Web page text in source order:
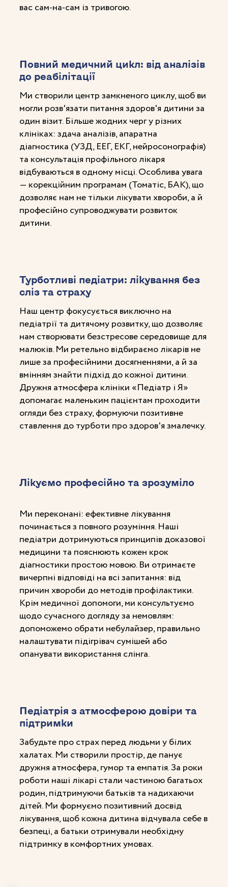
вас сам-на-сам із тривогою.
Ми створили центр замкненого циклу, щоб ви
могли розв'язати питання здоров'я дитини за
один візит. Більше жодних черг у різних
клініках: здача аналізів, апаратна
діагностика (УЗД, ЕЕГ, ЕКГ, нейросонографія)
та консультація профільного лікаря
відбуваються в одному місці. Особлива увага
— корекційним програмам (Томатіс, БАК), що
дозволяє нам не тільки лікувати хвороби, а й
професійно супроводжувати розвиток
дитини.
Повний медичний цикл: від аналізів
до реабілітації
Наш центр фокусується виключно на
педіатрії та дитячому розвитку, що дозволяє
нам створювати безстресове середовище для
малюків. Ми ретельно відбираємо лікарів не
лише за професійними досягненнями, а й за
вмінням знайти підхід до кожної дитини.
Дружня атмосфера клініки «Педіатр і Я»
допомагає маленьким пацієнтам проходити
огляди без страху, формуючи позитивне
ставлення до турботи про здоров'я змалечку.
Турботливі педіатри: лікування без
сліз та страху
Ми переконані: ефективне лікування
починається з повного розуміння. Наші
педіатри дотримуються принципів доказової
медицини та пояснюють кожен крок
діагностики простою мовою. Ви отримаєте
вичерпні відповіді на всі запитання: від
причин хвороби до методів профілактики.
Крім медичної допомоги, ми консультуємо
щодо сучасного догляду за немовлям:
допоможемо обрати небулайзер, правильно
налаштувати підігрівач сумішей або
опанувати використання слінга.
Лікуємо професійно та зрозуміло
Забудьте про страх перед людьми у білих
халатах. Ми створили простір, де панує
дружня атмосфера, гумор та емпатія. За роки
роботи наші лікарі стали частиною багатьох
родин, підтримуючи батьків та надихаючи
дітей. Ми формуємо позитивний досвід
лікування, щоб кожна дитина відчувала себе в
безпеці, а батьки отримували необхідну
підтримку в комфортних умовах.
Педіатрія з атмосферою довіри та
підтримки